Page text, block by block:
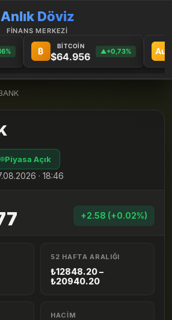
Anlık Döviz
FİNANS MERKEZİ
₿ BİTCOİN
$64.956 ▲+0,73% Au
Piyasa Açık
· 18:46
+2.58 (+0.02%)
52 HAFTA ARALIĞI
₺12848.20 –
₺20940.20
HACIM